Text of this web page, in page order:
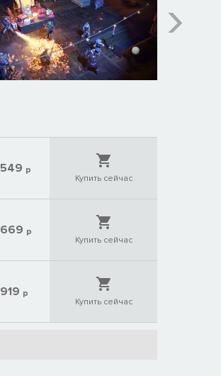
549 р
Купить сейчас
669 р
Купить сейчас
919 р
Купить сейчас